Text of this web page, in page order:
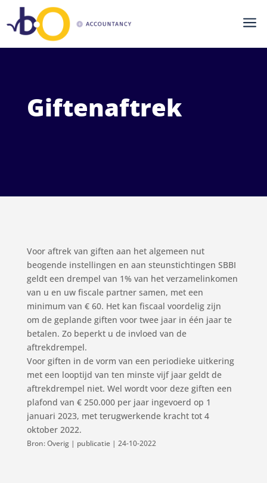
a
Giftenaftrek
Voor aftrek van giften aan het algemeen nut
beogende instellingen en aan steunstichtingen SBBI
geldt een drempel van 1% van het verzamelinkomen
van u en uw fiscale partner samen, met een
minimum van € 60. Het kan fiscaal voordelig zijn
om de geplande giften voor twee jaar in één jaar te
betalen. Zo beperkt u de invloed van de
aftrekdrempel.
Voor giften in de vorm van een periodieke uitkering
met een looptijd van ten minste vijf jaar geldt de
aftrekdrempel niet. Wel wordt voor deze giften een
plafond van € 250.000 per jaar ingevoerd op 1
januari 2023, met terugwerkende kracht tot 4
oktober 2022.
Bron: Overig | publicatie | 24-10-2022